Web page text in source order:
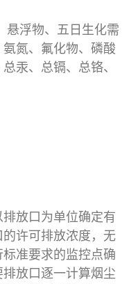
悬浮物、五日生化需
氮、氟化物、磷酸
汞、总镉、总铬、
放口为单位确定有
许可排放浓度，无
准要求的监控点确
放口逐一计算烟尘